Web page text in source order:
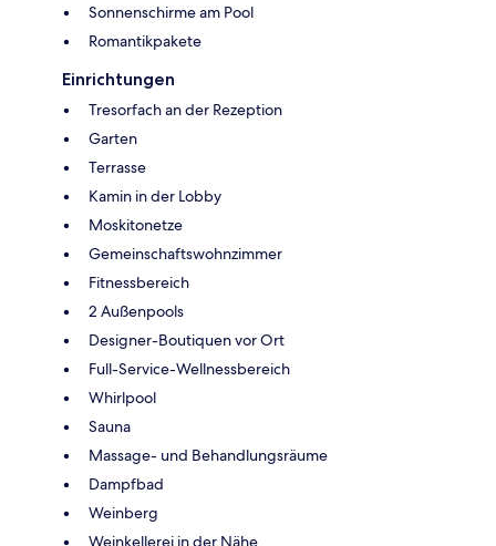
Sonnenschirme am Pool
Romantikpakete
Einrichtungen
Tresorfach an der Rezeption
Garten
Terrasse
Kamin in der Lobby
Moskitonetze
Gemeinschaftswohnzimmer
Fitnessbereich
2 Außenpools
Designer-Boutiquen vor Ort
Full-Service-Wellnessbereich
Whirlpool
Sauna
Massage- und Behandlungsräume
Dampfbad
Weinberg
Weinkellerei in der Nähe